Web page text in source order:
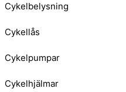
Cykelbelysning
Cykellås
Cykelpumpar
Cykelhjälmar